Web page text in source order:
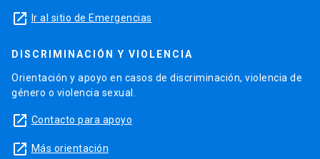
launch Ir al sitio de Emergencias
DISCRIMINACIÓN Y VIOLENCIA
Orientación y apoyo en casos de discriminación, violencia de
género o violencia sexual.
launch Contacto para apoyo
launch Más orientación